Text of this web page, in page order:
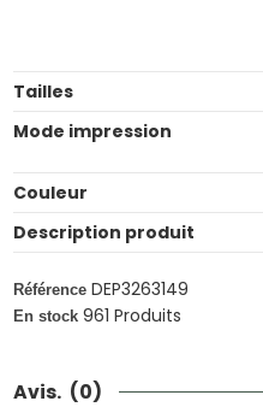
Tailles
Mode impression
Couleur
Description produit
Référence DEP3263149
En stock 961 Produits
Avis. (0)